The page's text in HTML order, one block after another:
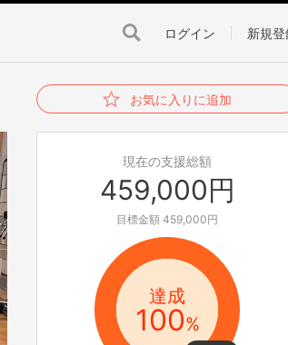
ログイン 新規
お気に入りに追加
現在の支援総額
459,000円
目標金額 459,000円
達成
100%